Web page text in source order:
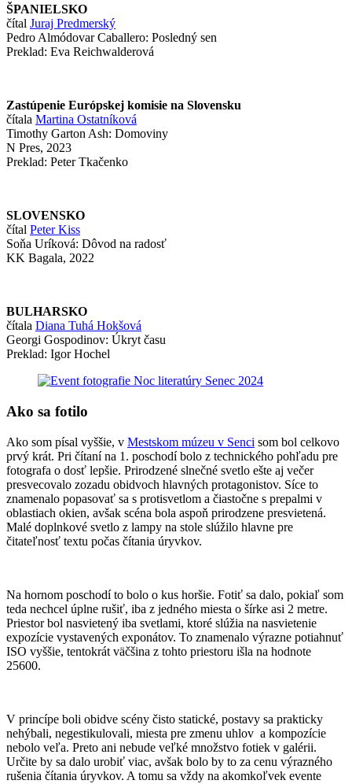
ŠPANIELSKO
čítal Juraj Predmerský
Pedro Almódovar Caballero: Posledný sen
Preklad: Eva Reichwalderová
Zastúpenie Európskej komisie na Slovensku
čítala Martina Ostatníková
Timothy Garton Ash: Domoviny
N Pres, 2023
Preklad: Peter Tkačenko
SLOVENSKO
čítal Peter Kiss
Soňa Uríková: Dôvod na radosť
KK Bagala, 2022
BULHARSKO
čítala Diana Tuhá Hokšová
Georgi Gospodinov: Úkryt času
Preklad: Igor Hochel
Ako sa fotilo
Ako som písal vyššie, v Mestskom múzeu v Senci som bol celkovo
prvý krát. Pri čítaní na 1. poschodí bolo z technického pohľadu pre
fotografa o dosť lepšie. Prirodzené slnečné svetlo ešte aj večer
presvecovalo zozadu obidvoch hlavných protagonistov. Síce to
znamenalo popasovať sa s protisvetlom a čiastočne s prepalmi v
oblastiach okien, avšak scéna bola aspoň prirodzene presvietená.
Malé doplnkové svetlo z lampy na stole slúžilo hlavne pre
čitateľnosť textu počas čítania úryvkov.
Na hornom poschodí to bolo o kus horšie. Fotiť sa dalo, pokiaľ som
teda nechcel úplne rušiť, iba z jedného miesta o šírke asi 2 metre.
Priestor bol nasvietený iba svetlami, ktoré slúžia na nasvietenie
expozície vystavených exponátov. To znamenalo výrazne potiahnuť
ISO vyššie, tentokrát väčšina z tohto priestoru išla na hodnote
25600.
V princípe boli obidve scény čisto statické, postavy sa prakticky
nehýbali, negestikulovali, miesta pre zmenu uhlov a kompozície
nebolo veľa. Preto ani nebude veľké množstvo fotiek v galérii.
Určite by sa dalo urobiť viac, avšak bolo by to za cenu výrazného
rušenia čítania úryvkov. A tomu sa vždy na akomkoľvek evente